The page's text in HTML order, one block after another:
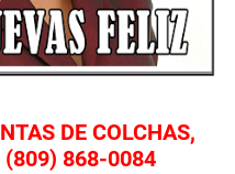
DE COLCHAS,
(809) 868-0084